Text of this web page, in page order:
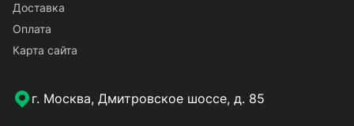
Доставка
Оплата
Карта сайта
г. Москва, Дмитровское шоссе, д. 85